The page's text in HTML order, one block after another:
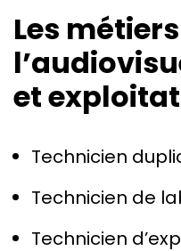
Les
et
Technicien
Technicien de
Technicien